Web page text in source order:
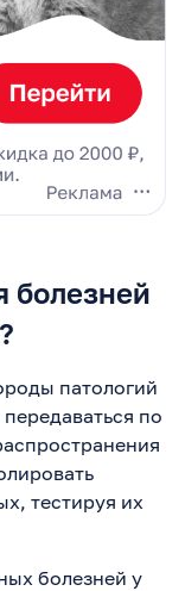
болезней
патологий
по
тестируя их
болезней у